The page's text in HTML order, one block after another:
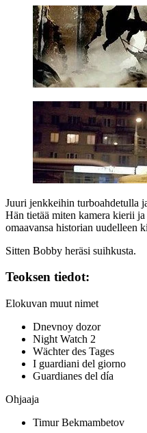
Juuri jenkkeihin turboahdetulla
Hän tietää miten kamera kierii
omaavansa historian uudelleen
Sitten Bobby heräsi suihkusta.
Teoksen tiedot:
Elokuvan muut nimet
Dnevnoy dozor
Night Watch 2
Wächter des Tages
I guardiani del giorno
Guardianes del día
Ohjaaja
Timur Bekmambetov